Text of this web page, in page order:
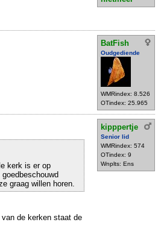
BatFish
Oudgediende
WMRindex: 8.526
OTindex: 25.965
kipppertje
Senior lid
WMRindex: 574
OTindex: 9
Wnplts: Ens
kerk is er op
graag willen horen.
de kerken staat de